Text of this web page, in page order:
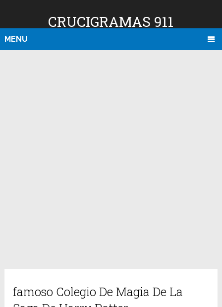
CRUCIGRAMAS 911
MENU
famoso Colegio De Magia De La